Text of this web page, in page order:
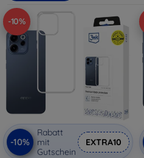
-10%
-10%
Rabatt
mit
Gutschein
EXTRA10